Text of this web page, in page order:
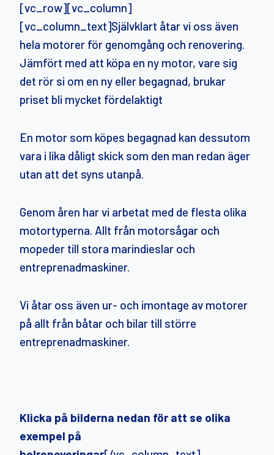
[vc_row][vc_column]
[vc_column_text]Självklart åtar vi oss även
hela motorer för genomgång och renovering.
Jämfört med att köpa en ny motor, vare sig
det rör si om en ny eller begagnad, brukar
priset bli mycket fördelaktigt
En motor som köpes begagnad kan dessutom
vara i lika dåligt skick som den man redan äger
utan att det syns utanpå.
Genom åren har vi arbetat med de flesta olika
motortyperna. Allt från motorsågar och
mopeder till stora marindieslar och
entreprenadmaskiner.
Vi åtar oss även ur- och imontage av motorer
på allt från båtar och bilar till större
entreprenadmaskiner.
Klicka på bilderna nedan för att se olika
exempel på